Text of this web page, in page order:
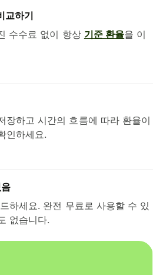
교하기
수수료 없이 항상 기준 환율을 이
장하고 시간의 흐름에 따라 환율이
인하세요.
하세요. 완전 무료로 사용할 수 있
없습니다.